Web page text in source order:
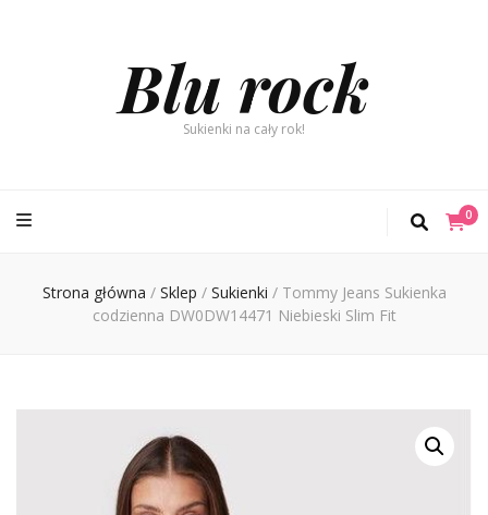
Blu rock
Sukienki na cały rok!
0
Strona główna / Sklep / Sukienki / Tommy Jeans Sukienka
codzienna DW0DW14471 Niebieski Slim Fit